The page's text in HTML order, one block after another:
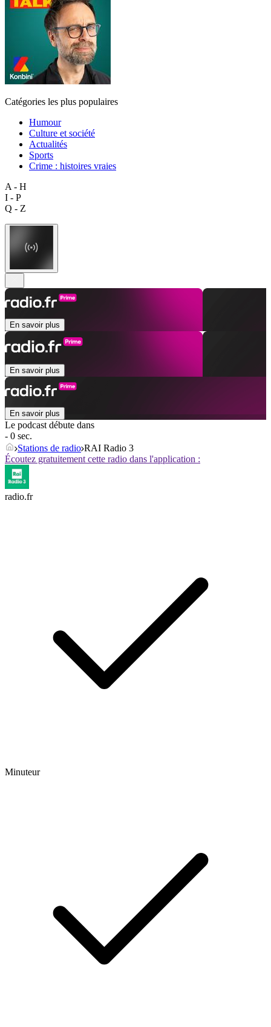
Catégories les plus populaires
Humour
Culture et société
Actualités
Sports
Crime : histoires vraies
A - H
I - P
Q - Z
En savoir plus
En savoir plus
En savoir plus
Le podcast débute dans
- 0 sec.
Stations de radio RAI Radio 3
Écoutez gratuitement cette radio dans l'application :
radio.fr
Minuteur